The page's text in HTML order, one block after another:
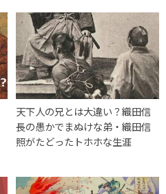
天下人の兄とは大違い？織田信
長の愚かでまぬけな弟・織田信
照がたどったトホホな生涯